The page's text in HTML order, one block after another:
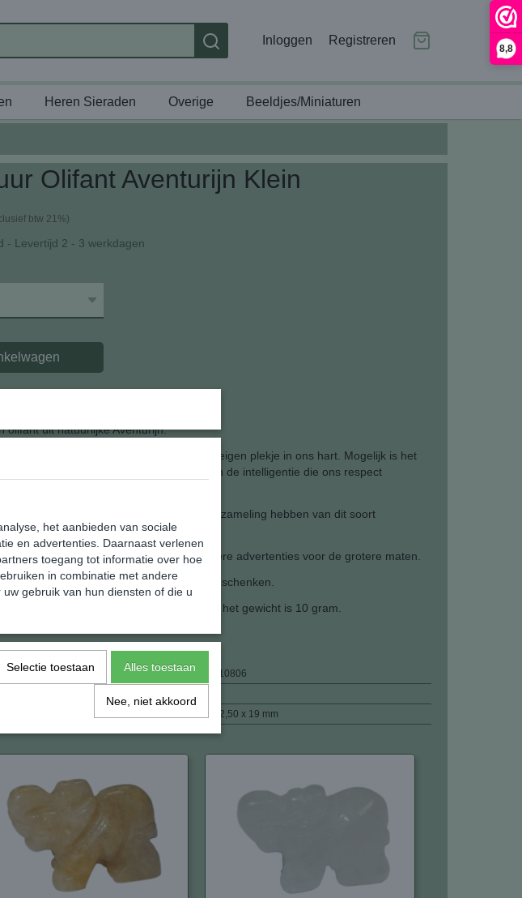
8,8
Inloggen Registreren
Heren Sieraden Overige Beeldjes/Miniaturen
Olifant Aventurijn Klein
btw 21%)
- Levertijd 2 - 3 werkdagen
olifant uit natuurlijke Aventurijn.
de mens altijd gefascineerd en heeft een eigen plekje in ons hart. Mogelijk is het
en kracht maar ook het geheugen en de intelligentie die ons respect
de reden dat heel veel mensen een verzameling hebben van dit soort
bij de kleinste afmeting. Kijk onze andere advertenties voor de grotere maten.
je geen groter plezier doen dan er één schenken.
het miniatuur is 12.5 x 19 x 26.5 mm. en het gewicht is 10 gram.
872028910806
26,50 x 12,50 x 19 mm
het aanbieden van sociale
en advertenties. Daarnaast verlenen
toegang tot informatie over hoe
in combinatie met andere
gebruik van hun diensten of die u
Selectie toestaan Alles toestaan
Nee, niet akkoord